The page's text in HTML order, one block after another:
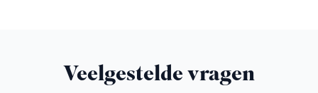
Veelgestelde vragen